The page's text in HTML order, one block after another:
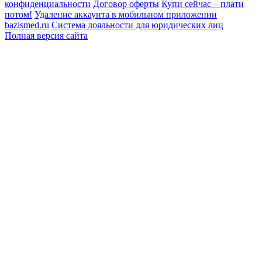
конфиденциальности Договор оферты Купи сейчас – плати
потом! Удаление аккаунта в мобильном приложении
bazismed.ru Система лояльности для юридических лиц
Полная версия сайта